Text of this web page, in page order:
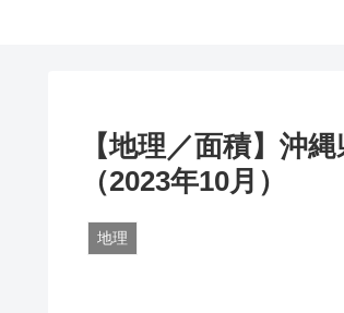
【地理／面積】沖
（2023年10月）
地理